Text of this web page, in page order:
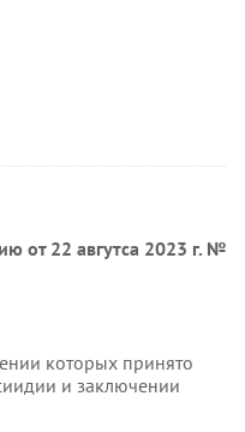
от 22 авгутса 2023 г. №
которых принято
и заключении